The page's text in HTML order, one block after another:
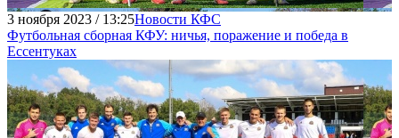
3 ноября 2023 / 13:25Новости КФС
Футбольная сборная КФУ: ничья, поражение и победа в
Ессентуках